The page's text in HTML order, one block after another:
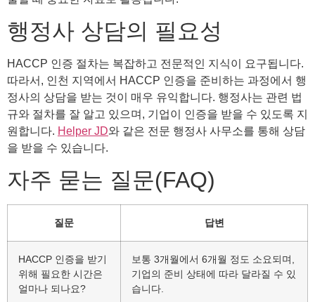
행정사 상담의 필요성
HACCP 인증 절차는 복잡하고 전문적인 지식이 요구됩니다.
따라서, 인천 지역에서 HACCP 인증을 준비하는 과정에서 행
정사의 상담을 받는 것이 매우 유익합니다. 행정사는 관련 법
규와 절차를 잘 알고 있으며, 기업이 인증을 받을 수 있도록 지
원합니다. Helper JD와 같은 전문 행정사 사무소를 통해 상담
을 받을 수 있습니다.
자주 묻는 질문(FAQ)
질문 답변
HACCP 인증을 받기
위해 필요한 시간은
얼마나 되나요?
보통 3개월에서 6개월 정도 소요되며,
기업의 준비 상태에 따라 달라질 수 있
습니다.